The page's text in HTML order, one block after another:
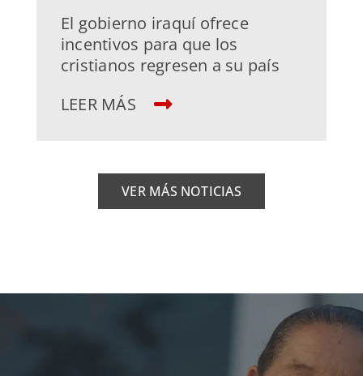
El gobierno iraquí ofrece
incentivos para que los
cristianos regresen a su país
LEER MÁS
VER MÁS NOTICIAS